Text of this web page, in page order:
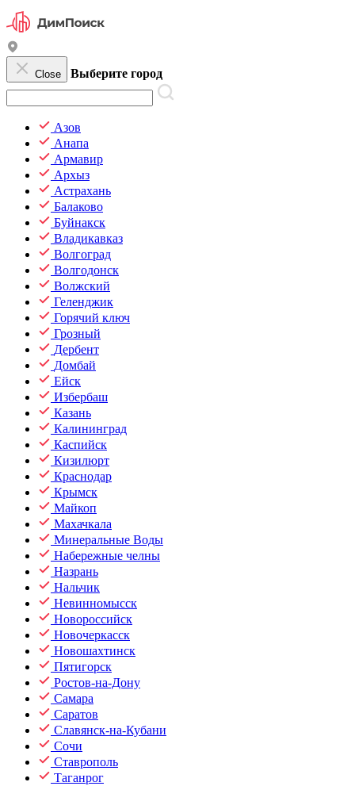
Close Выберите город
Азов
Анапа
Армавир
Архыз
Астрахань
Балаково
Буйнакск
Владикавказ
Волгоград
Волгодонск
Волжский
Геленджик
Горячий ключ
Грозный
Дербент
Домбай
Ейск
Избербаш
Казань
Калининград
Каспийск
Кизилюрт
Краснодар
Крымск
Майкоп
Махачкала
Минеральные Воды
Набережные челны
Назрань
Нальчик
Невинномысск
Новороссийск
Новочеркасск
Новошахтинск
Пятигорск
Ростов-на-Дону
Самара
Саратов
Славянск-на-Кубани
Сочи
Ставрополь
Таганрог